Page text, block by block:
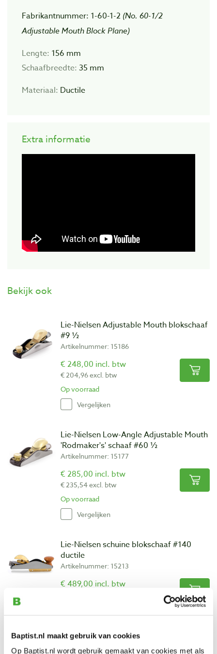
Baptist.nl maakt gebruik van cookies
Op Baptist.nl wordt gebruik gemaakt van cookies met als
Fabrikantnummer: 1-60-1-2 (No. 60-1/2
Adjustable Mouth Block Plane)
Lengte: 156 mm
Schaafbreedte: 35 mm
Materiaal: Ductile
Extra informatie
Bekijk ook
Lie-Nielsen Adjustable Mouth blokschaaf
#9 ½
Artikelnummer: 15186
€ 248,00 incl. btw
€ 204,96 excl. btw
Op voorraad
Vergelijken
Lie-Nielsen Low-Angle Adjustable Mouth
'Rodmaker's' schaaf #60 ½
Artikelnummer: 15177
€ 285,00 incl. btw
€ 235,54 excl. btw
Op voorraad
Vergelijken
Lie-Nielsen schuine blokschaaf #140
ductile
Artikelnummer: 15213
€ 489,00 incl. btw